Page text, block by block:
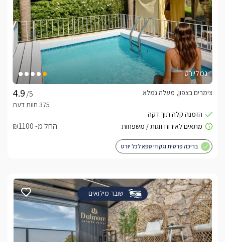
גמליורט
/5
צימרים בצפון, מעלה גמלא
החל מ- ₪1100
בריכה פרטית וגקוזי ספא לכל יורט
שובר מילואים